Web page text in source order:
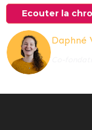
Ecouter la
Daphné